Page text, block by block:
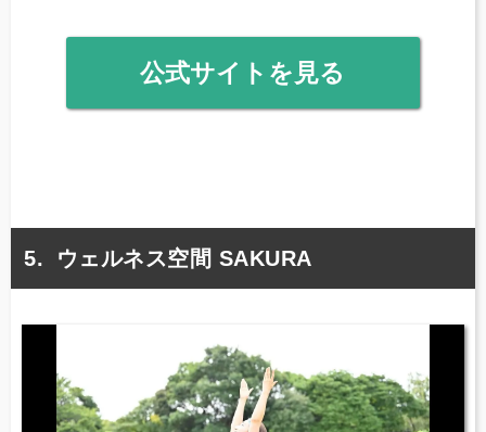
公式サイトを見る
ウェルネス空間 SAKURA